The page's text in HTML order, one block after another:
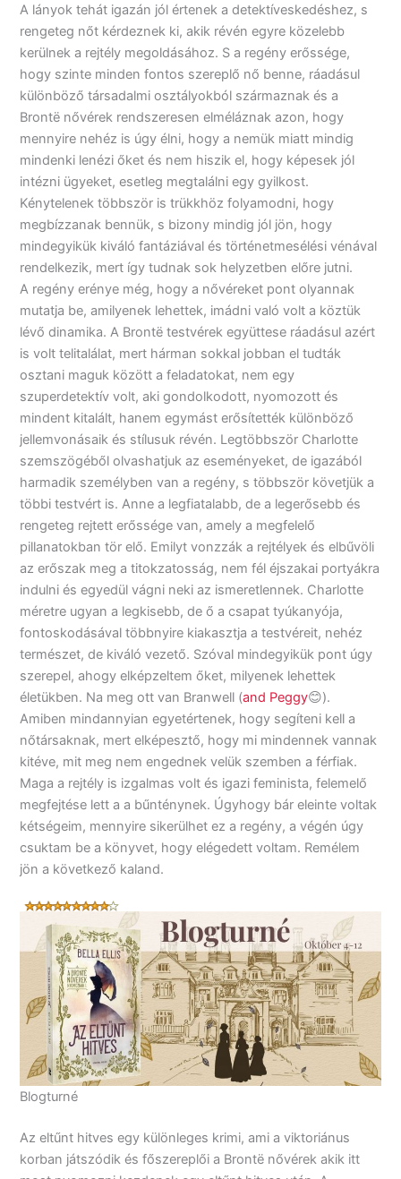
A lányok tehát igazán jól értenek a detektíveskedéshez, s
rengeteg nőt kérdeznek ki, akik révén egyre közelebb
kerülnek a rejtély megoldásához. S a regény erőssége,
hogy szinte minden fontos szereplő nő benne, ráadásul
különböző társadalmi osztályokból származnak és a
Brontë nővérek rendszeresen elméláznak azon, hogy
mennyire nehéz is úgy élni, hogy a nemük miatt mindig
mindenki lenézi őket és nem hiszik el, hogy képesek jól
intézni ügyeket, esetleg megtalálni egy gyilkost.
Kénytelenek többször is trükkhöz folyamodni, hogy
megbízzanak bennük, s bizony mindig jól jön, hogy
mindegyikük kiváló fantáziával és történetmesélési vénával
rendelkezik, mert így tudnak sok helyzetben előre jutni.
A regény erénye még, hogy a nővéreket pont olyannak
mutatja be, amilyenek lehettek, imádni való volt a köztük
lévő dinamika. A Brontë testvérek együttese ráadásul azért
is volt telitalálat, mert hárman sokkal jobban el tudták
osztani maguk között a feladatokat, nem egy
szuperdetektív volt, aki gondolkodott, nyomozott és
mindent kitalált, hanem egymást erősítették különböző
jellemvonásaik és stílusuk révén. Legtöbbször Charlotte
szemszögéből olvashatjuk az eseményeket, de igazából
harmadik személyben van a regény, s többször követjük a
többi testvért is. Anne a legfiatalabb, de a legerősebb és
rengeteg rejtett erőssége van, amely a megfelelő
pillanatokban tör elő. Emilyt vonzzák a rejtélyek és elbűvöli
az erőszak meg a titokzatosság, nem fél éjszakai portyákra
indulni és egyedül vágni neki az ismeretlennek. Charlotte
méretre ugyan a legkisebb, de ő a csapat tyúkanyója,
fontoskodásával többnyire kiakasztja a testvéreit, nehéz
természet, de kiváló vezető. Szóval mindegyikük pont úgy
szerepel, ahogy elképzeltem őket, milyenek lehettek
életükben. Na meg ott van Branwell (and Peggy😊).
Amiben mindannyian egyetértenek, hogy segíteni kell a
nőtársaknak, mert elképesztő, hogy mi mindennek vannak
kitéve, mit meg nem engednek velük szemben a férfiak.
Maga a rejtély is izgalmas volt és igazi feminista, felemelő
megfejtése lett a a bűnténynek. Úgyhogy bár eleinte voltak
kétségeim, mennyire sikerülhet ez a regény, a végén úgy
csuktam be a könyvet, hogy elégedett voltam. Remélem
jön a következő kaland.
Blogturné
Az eltűnt hitves egy különleges krimi, ami a viktoriánus
korban játszódik és főszereplői a Brontë nővérek akik itt